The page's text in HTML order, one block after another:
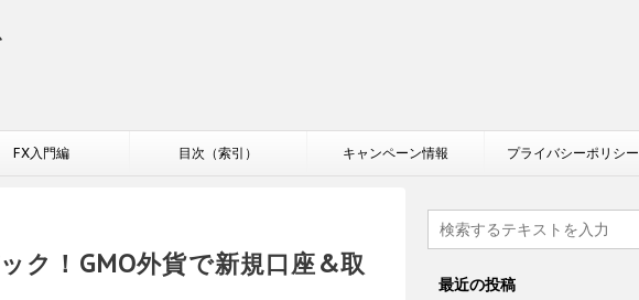
FX入門編 目次（索引） キャンペーン情報 プライバシーポリシー
ク！GMO外貨で新規口座&取
最近の投稿